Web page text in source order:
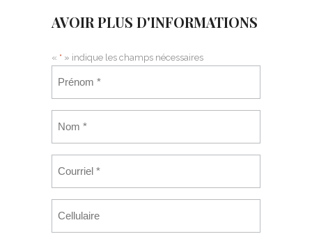
AVOIR PLUS D'INFORMATIONS
« * » indique les champs nécessaires